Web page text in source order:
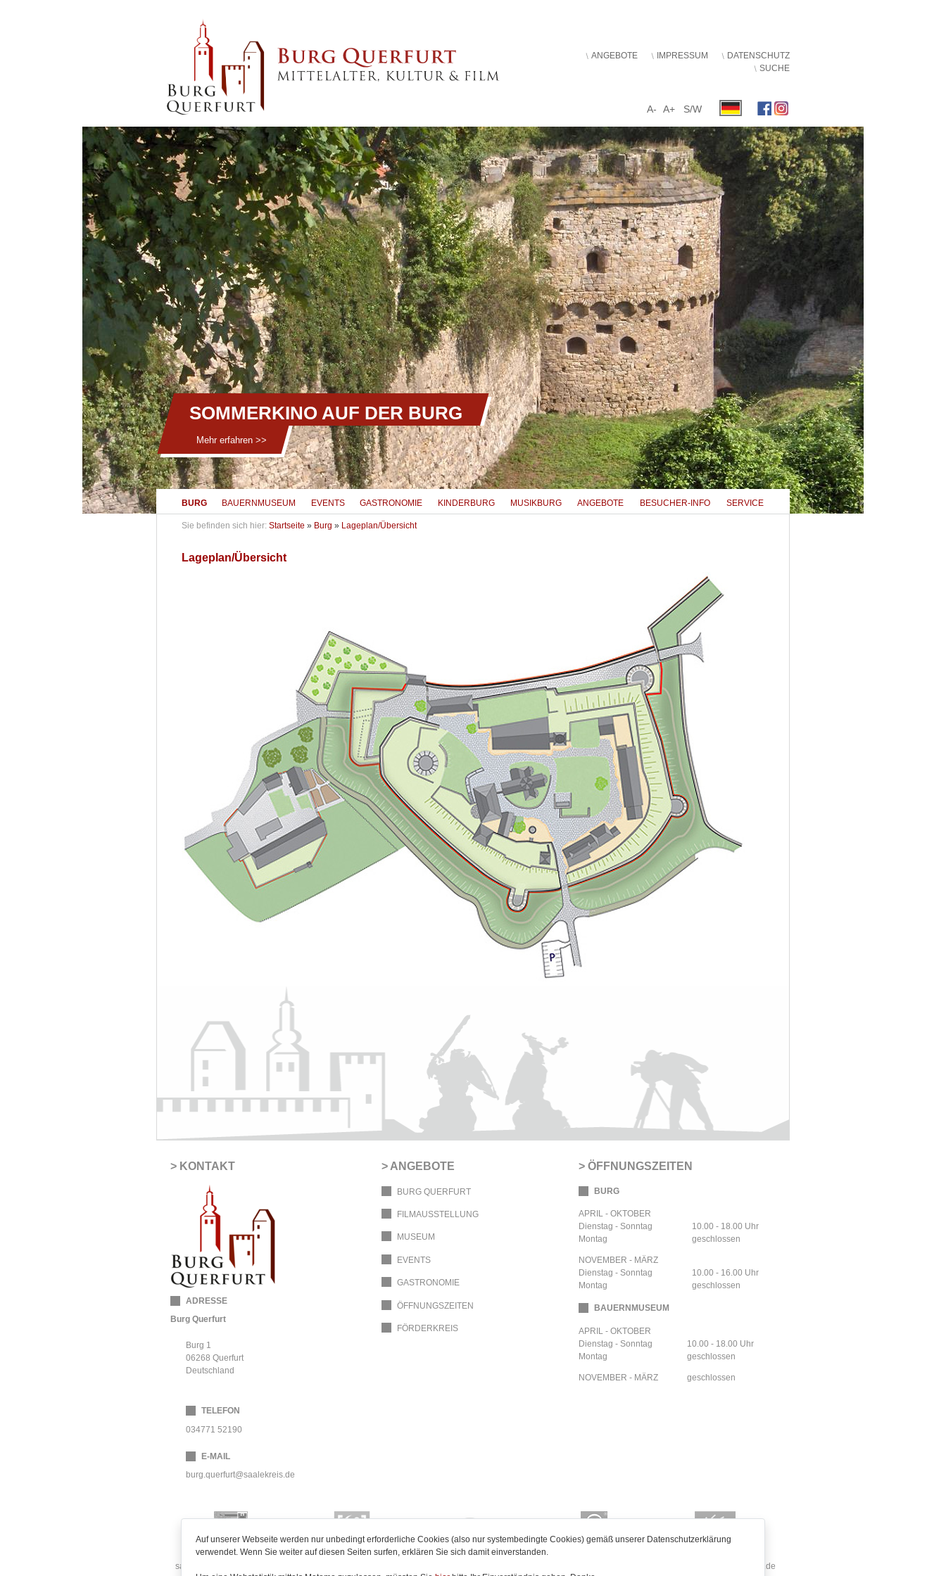
Auf unserer Webseite werden nur unbedingt erforderliche Cookies (also nur systembedingte Cookies) gemäß unserer Datenschutzerklärung
verwendet. Wenn Sie weiter auf diesen Seiten surfen, erklären Sie sich damit einverstanden.
ANGEBOTE IMPRESSUM
DATENSCHUTZ
SUCHE
A- A+ S/W
BURG BAUERNMUSEUM EVENTS GASTRONOMIE KINDERBURG MUSIKBURG ANGEBOTE BESUCHER-INFO SERVICE
SOMMERKINO AUF DER BURG
Mehr erfahren >>
Sie befinden sich hier: Startseite » Burg » Lageplan/Übersicht
Lageplan/Übersicht
KONTAKT
ADRESSE
Burg Querfurt
Burg 1
06268 Querfurt
Deutschland
TELEFON
034771 52190
E-MAIL
burg.querfurt@saalekreis.de
ANGEBOTE
BURG QUERFURT
FILMAUSSTELLUNG
MUSEUM
EVENTS
GASTRONOMIE
ÖFFNUNGSZEITEN
FÖRDERKREIS
ÖFFNUNGSZEITEN
BURG
APRIL - OKTOBER
Dienstag - Sonntag
Montag
10.00 - 18.00 Uhr
geschlossen
NOVEMBER - MÄRZ
Dienstag - Sonntag
Montag
10.00 - 16.00 Uhr
geschlossen
BAUERNMUSEUM
APRIL - OKTOBER
Dienstag - Sonntag
Montag
10.00 - 18.00 Uhr
geschlossen
NOVEMBER - MÄRZ geschlossen
sachsen-anhalt-tourismus.de jakobusweg-sachsen-anhalt.de